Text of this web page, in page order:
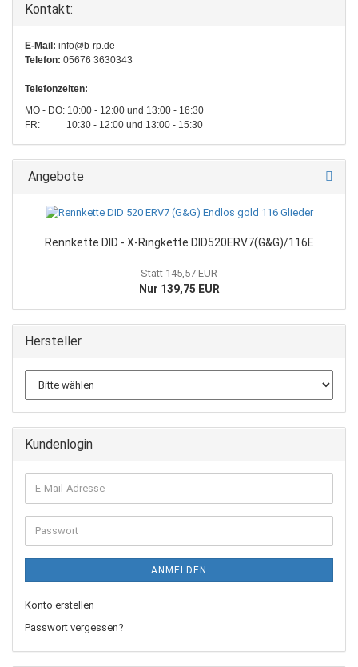
Kontakt:
E-Mail: info@b-rp.de
Telefon: 05676 3630343
Telefonzeiten:
MO - DO: 10:00 - 12:00 und 13:00 - 16:30
FR: 10:30 - 12:00 und 13:00 - 15:30
Angebote
Rennkette DID - X-Ringkette DID520ERV7(G&G)/116E
Statt 145,57 EUR
Nur 139,75 EUR
Hersteller
Kundenlogin
E-
Mail-
Adresse
Passwort
ANMELDEN
Konto erstellen
Passwort vergessen?